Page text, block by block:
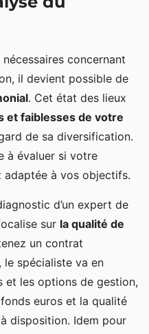
concernant
il devient possible de
. Cet état des lieux
et faiblesses de votre
de sa diversification.
à évaluer si votre
à vos objectifs.
d’un expert de
sur la qualité de
un contrat
le spécialiste va en
et les options de gestion,
euros et la qualité
disposition. Idem pour